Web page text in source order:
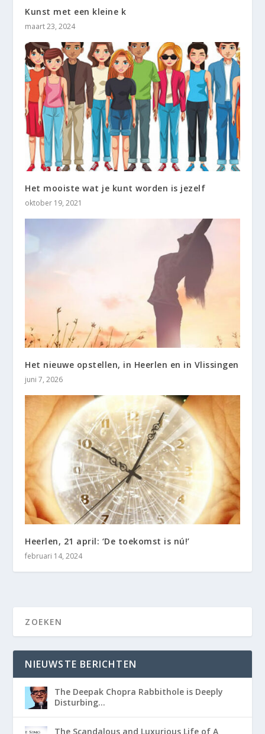
Kunst met een kleine k
maart 23, 2024
Het mooiste wat je kunt worden is jezelf
oktober 19, 2021
Het nieuwe opstellen, in Heerlen en in Vlissingen
juni 7, 2026
Heerlen, 21 april: ‘De toekomst is nú!’
februari 14, 2024
NIEUWSTE BERICHTEN
The Deepak Chopra Rabbithole is Deeply
Disturbing…
The Scandalous and Luxurious Life of A